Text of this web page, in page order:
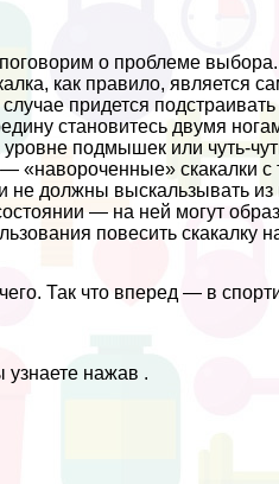
о проблеме
как правило, является
придется
становитесь двумя
подмышек или чуть-
«навороченные» скакалки
не должны выскальзывать из
— на ней могут
повесить скакалку
Так что вперед — в
нажав .